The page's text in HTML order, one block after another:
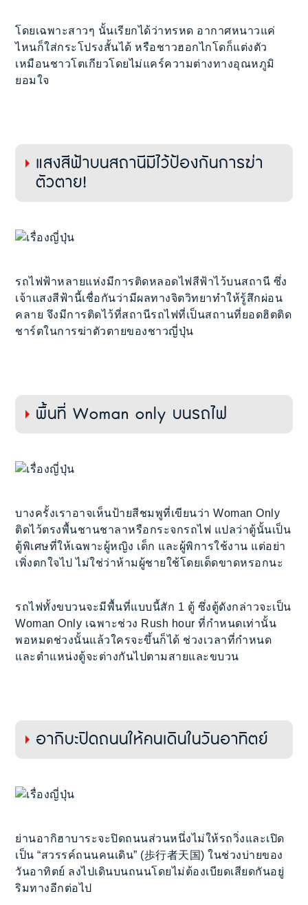
โดยเฉพาะสาวๆ นั้นเรียกได้ว่าทรหด อากาศหนาวแค่
ไหนก็ใส่กระโปรงสั้นได้ หรือชาวฮอกไกโดก็แต่งตัว
เหมือนชาวโตเกียวโดยไม่แคร์ความต่างทางอุณหภูมิ
ยอมใจ
แสงสีฟ้าบนสถานีมีไว้ป้องกันการฆ่า
ตัวตาย!
รถไฟฟ้าหลายแห่งมีการติดหลอดไฟสีฟ้าไว้บนสถานี ซึ่ง
เจ้าแสงสีฟ้านี้เชื่อกันว่ามีผลทางจิตวิทยาทำให้รู้สึกผ่อน
คลาย จึงมีการติดไว้ที่สถานีรถไฟที่เป็นสถานที่ยอดฮิตติด
ชาร์ตในการฆ่าตัวตายของชาวญี่ปุ่น
พื้นที่ Woman only บนรถไฟ
บางครั้งเราอาจเห็นป้ายสีชมพูที่เขียนว่า Woman Only
ติดไว้ตรงพื้นชานชาลาหรือกระจกรถไฟ แปลว่าตู้นั้นเป็น
ตู้พิเศษที่ให้เฉพาะผู้หญิง เด็ก และผู้พิการใช้งาน แต่อย่า
เพิ่งตกใจไป ไม่ใช่ว่าห้ามผู้ชายใช้โดยเด็ดขาดหรอกนะ
รถไฟทั้งขบวนจะมีพื้นที่แบบนี้สัก 1 ตู้ ซึ่งตู้ดังกล่าวจะเป็น
Woman Only เฉพาะช่วง Rush hour ที่กำหนดเท่านั้น
พอหมดช่วงนั้นแล้วใครจะขึ้นก็ได้ ช่วงเวลาที่กำหนด
และตำแหน่งตู้จะต่างกันไปตามสายและขบวน
อากิบะปิดถนนให้คนเดินในวันอาทิตย์
ย่านอากิฮาบาระจะปิดถนนส่วนหนึ่งไม่ให้รถวิ่งและเปิด
เป็น “สวรรค์ถนนคนเดิน” (歩行者天国) ในช่วงบ่ายของ
วันอาทิตย์ ลงไปเดินบนถนนโดยไม่ต้องเบียดเสียดกันอยู่
ริมทางอีกต่อไป